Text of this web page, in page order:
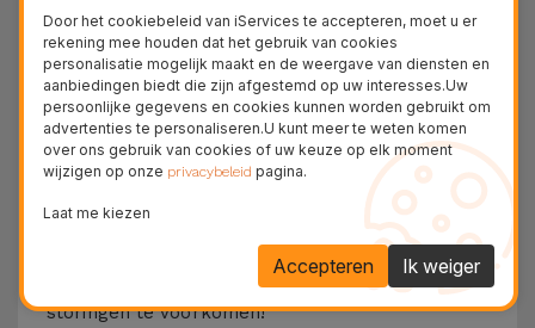
15, 14, 13, 12 onder meer en het nieuwste model
van de Apple, deiPhone 16eniPhone 17.
Drie-laagse bescherming met de
siliconen kappen
Onze iPhone siliconen hoesjes hebben een
robuuste, kwalitatieve constructie met een
drielaagse constructie om ongelukken en
storingen te voorkomen!
Door het cookiebeleid van iServices te accepteren, moet u er
rekening mee houden dat het gebruik van cookies
personalisatie mogelijk maakt en de weergave van diensten en
aanbiedingen biedt die zijn afgestemd op uw interesses.Uw
persoonlijke gegevens en cookies kunnen worden gebruikt om
advertenties te personaliseren.U kunt meer te weten komen
over ons gebruik van cookies of uw keuze op elk moment
wijzigen op onze privacybeleid pagina.
Laat me kiezen
Ik weiger
Accepteren